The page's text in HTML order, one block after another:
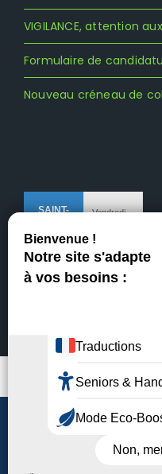
VIGILANCE, attention
Formulaire de
Nouveau créneau de
Nous utilisons des
expérience sur notre site
site, nous